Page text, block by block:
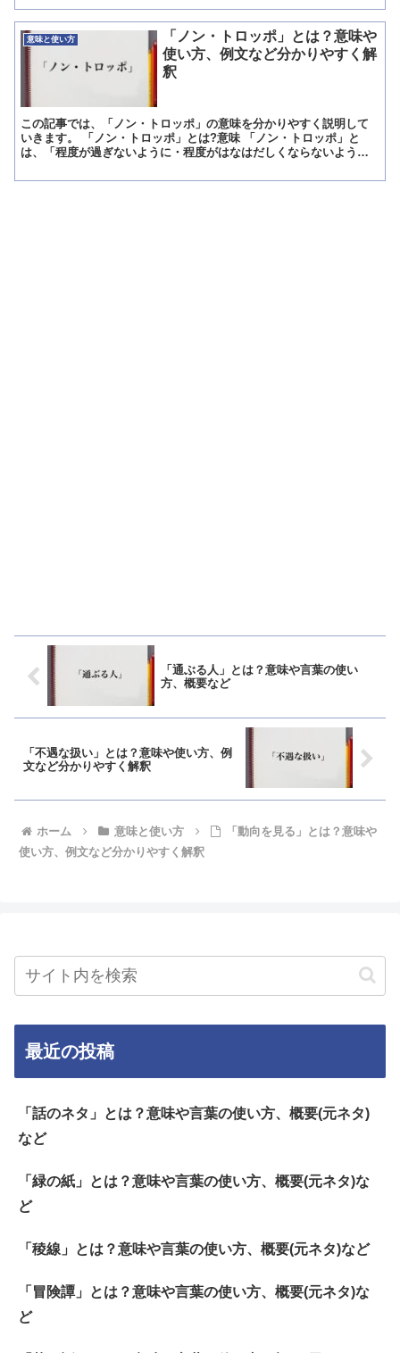
意味と使い方
「ノン・トロッポ」とは？意味や
使い方、例文など分かりやすく解
釈
この記事では、「ノン・トロッポ」の意味を分かりやすく説明して
いきます。 「ノン・トロッポ」とは?意味 「ノン・トロッポ」と
は、「程度が過ぎないように・程度がはなはだしくならないよう
「通ぶる人」とは？意味や言葉の使い
方、概要など
「不遇な扱い」とは？意味や使い方、例
文など分かりやすく解釈
ホーム 意味と使い方
「動向を見る」とは？意味や
使い方、例文など分かりやすく解釈
最近の投稿
「話のネタ」とは？意味や言葉の使い方、概要(元ネタ)
など
「緑の紙」とは？意味や言葉の使い方、概要(元ネタ)な
ど
「稜線」とは？意味や言葉の使い方、概要(元ネタ)など
「冒険譚」とは？意味や言葉の使い方、概要(元ネタ)な
ど